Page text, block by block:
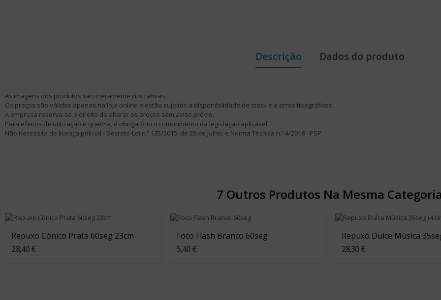
Descrição Dados do produto
As imagens dos produtos são meramente ilustrativas.
Os preços são válidos apenas na loja online e estão sujeitos a disponibilidade de stock e a erros tipográficos.
A empresa reserva-se o direito de alterar os preços sem aviso prévio.
Para efeitos de utilização e queima, é obrigatório o cumprimento da legislação aplicável.
Não necessita de licença policial - Decreto-Lei n.º 135/2015, de 28 de julho, e Norma Técnica n.º 4/2018 - PSP.
7 Outros Produtos Na Mesma
Repuxo Cónico Prata 60seg 23cm
28,40 €
Foco Flash Branco 60seg
5,40 €
Repuxo Dulce Música
28,30 €